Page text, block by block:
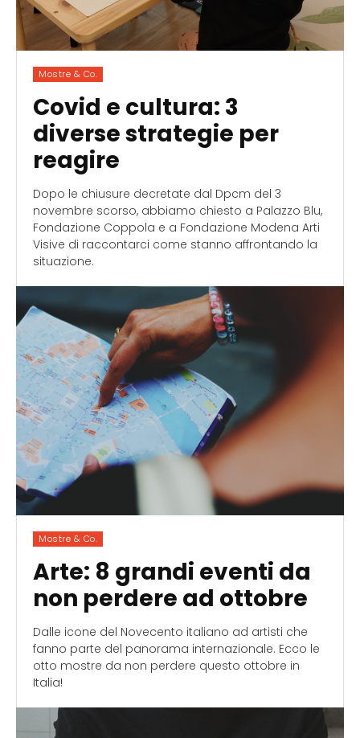
Mostre & Co.
Covid e cultura: 3
diverse strategie per
reagire
Dopo le chiusure decretate dal Dpcm del 3
novembre scorso, abbiamo chiesto a Palazzo Blu,
Fondazione Coppola e a Fondazione Modena Arti
Visive di raccontarci come stanno affrontando la
situazione.
Mostre & Co.
Arte: 8 grandi eventi da
non perdere ad ottobre
Dalle icone del Novecento italiano ad artisti che
fanno parte del panorama internazionale. Ecco le
otto mostre da non perdere questo ottobre in
Italia!